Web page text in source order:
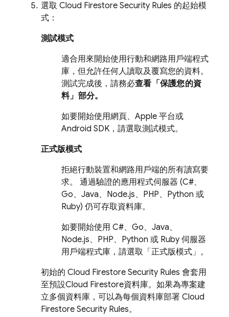
選取 Cloud Firestore Security Rules 的起始模
式：
測試模式
適合用來開始使用行動和網路用戶端程式
庫，但允許任何人讀取及覆寫您的資料。
測試完成後，請務必查看「保護您的資
料」 部分。
如要開始使用網頁、Apple 平台或
Android SDK，請選取測試模式。
正式版模式
拒絕行動裝置和網路用戶端的所有讀寫要
求。 通過驗證的應用程式伺服器 (C#、
Go、Java、Node.js、PHP、Python 或
Ruby) 仍可存取資料庫。
如要開始使用 C#、Go、Java、
Node.js、PHP、Python 或 Ruby 伺服器
用戶端程式庫，請選取「正式版模式」。
初始的 Cloud Firestore Security Rules 會套用
至預設Cloud Firestore資料庫。如果為專案建
立多個資料庫，可以為每個資料庫部署 Cloud
Firestore Security Rules。